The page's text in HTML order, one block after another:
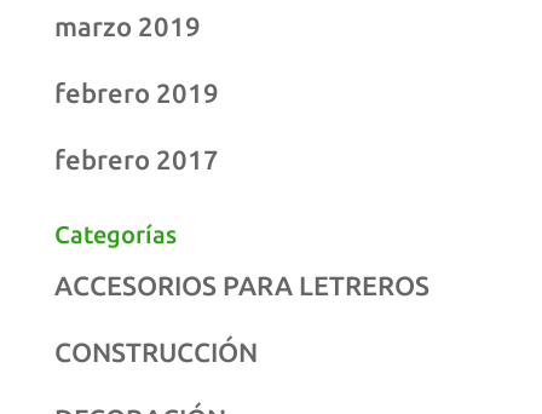
marzo 2019
febrero 2019
febrero 2017
Categorías
ACCESORIOS PARA LETREROS
CONSTRUCCIÓN